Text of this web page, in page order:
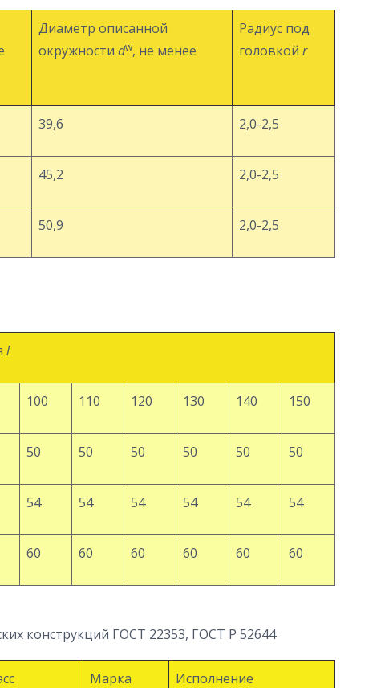
Диаметр описанной
окружности dw, не менее
Радиус под
головкой r
39,6 2,0-2,5
45,2 2,0-2,5
50,9 2,0-2,5
l
100 110 120 130 140 150
50 50 50 50 50 50
54 54 54 54 54 54
60 60 60 60 60 60
конструкций ГОСТ 22353, ГОСТ Р 52644
Марка
Исполнение